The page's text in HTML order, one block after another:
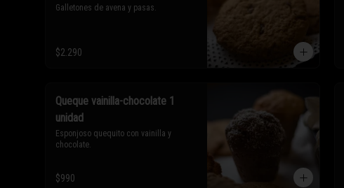
Galletones de avena y pasas.
$2.290
Queque vainilla-chocolate 1
unidad
Esponjoso quequito con vainilla y
chocolate.
$990